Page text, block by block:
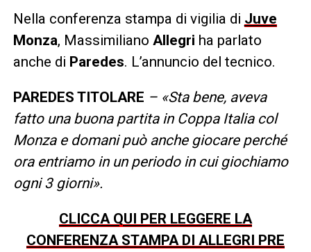
Nella conferenza stampa di vigilia di Juve
Monza, Massimiliano Allegri ha parlato
anche di Paredes. L’annuncio del tecnico.
PAREDES TITOLARE – «Sta bene, aveva
fatto una buona partita in Coppa Italia col
Monza e domani può anche giocare perché
ora entriamo in un periodo in cui giochiamo
ogni 3 giorni».
CLICCA QUI PER LEGGERE LA
CONFERENZA STAMPA DI ALLEGRI PRE